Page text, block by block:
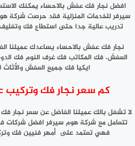
افضل نجار فك عفش بالاحساء يمكنك
سيرفر للخدمات المنزلية فقد حرصت شركة
تدريب عالية جدا حتى استطاع فك
نجار فك عفش بالاحساء يساعدك عميلنا
العفش، فك المكاتب فك غرف النوم فك
ايكيا فك جميع العفش
كم سعر نجار فك وتركيب
لا تشغل بالك عميلنا الفاضل عن سعر نجار
تتعامل مع شركة هوم سيرفر افضل شركات
فهي تعتمد على أمهر فنيين فك